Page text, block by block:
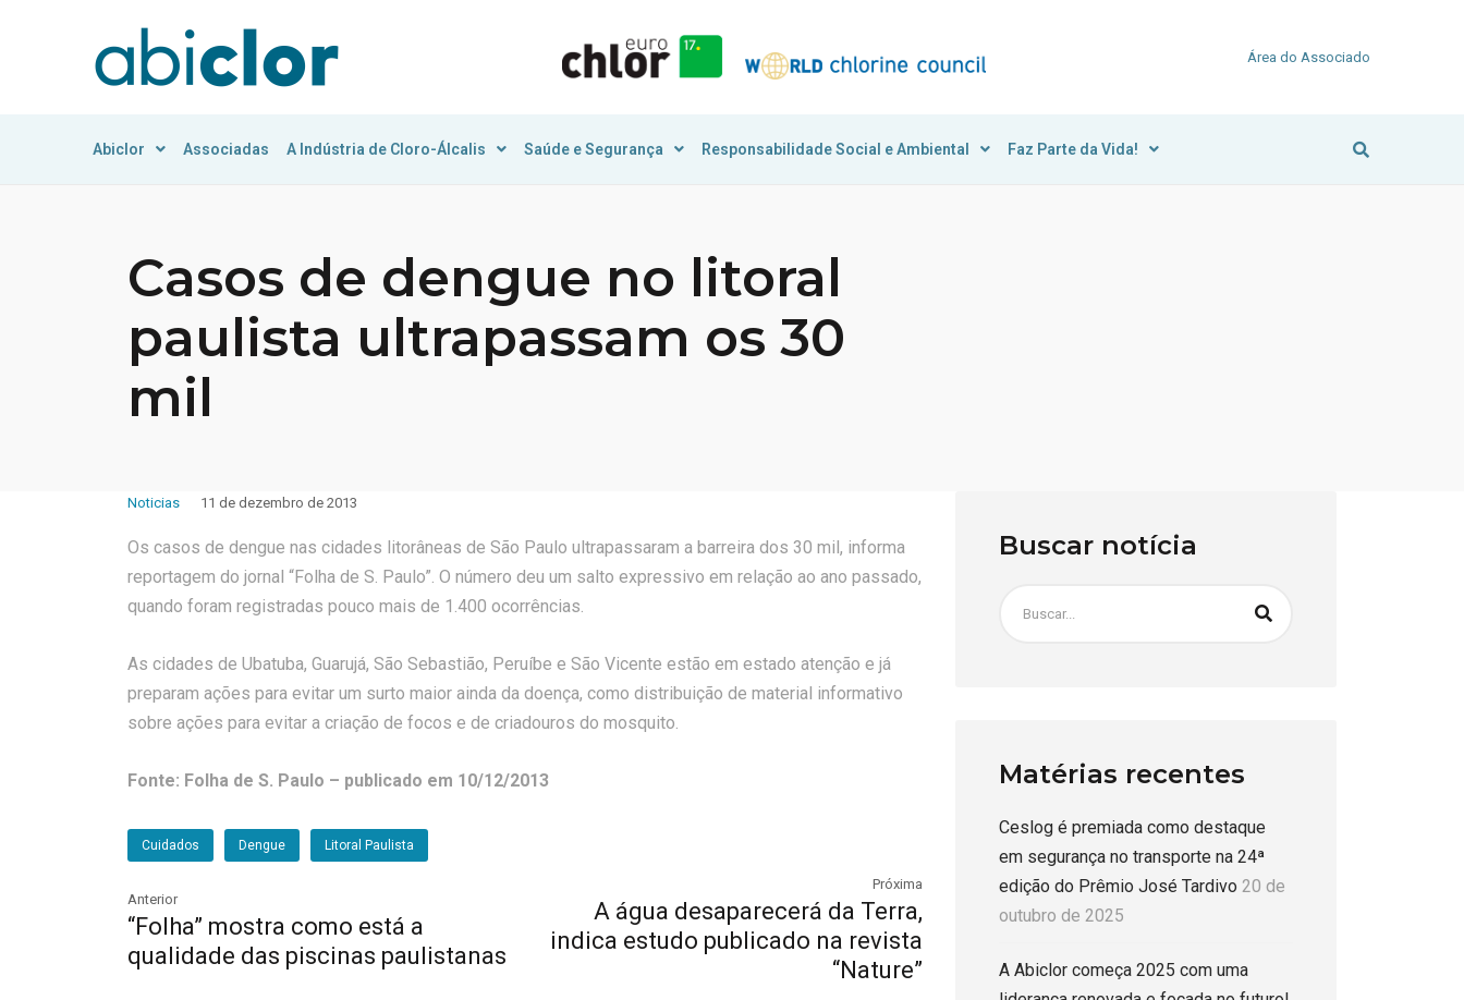
Área do Associado
Abiclor Associadas A Indústria de Cloro-Álcalis Saúde e Segurança Responsabilidade Social e Ambiental Faz Parte da Vida!
Casos de dengue no litoral
paulista ultrapassam os 30
mil
Noticias 11 de dezembro de 2013
Os casos de dengue nas cidades litorâneas de São Paulo ultrapassaram a barreira dos 30 mil, informa
reportagem do jornal “Folha de S. Paulo”. O número deu um salto expressivo em relação ao ano passado,
quando foram registradas pouco mais de 1.400 ocorrências.
As cidades de Ubatuba, Guarujá, São Sebastião, Peruíbe e São Vicente estão em estado atenção e já
preparam ações para evitar um surto maior ainda da doença, como distribuição de material informativo
sobre ações para evitar a criação de focos e de criadouros do mosquito.
Fonte: Folha de S. Paulo – publicado em 10/12/2013
Cuidados Dengue Litoral Paulista
Anterior
“Folha” mostra como está a
qualidade das piscinas paulistanas
Próxima
A água desaparecerá da Terra,
indica estudo publicado na revista
“Nature”
Buscar notícia
Matérias recentes
Ceslog é premiada como destaque
em segurança no transporte na 24ª
edição do Prêmio José Tardivo 20 de
outubro de 2025
A Abiclor começa 2025 com uma